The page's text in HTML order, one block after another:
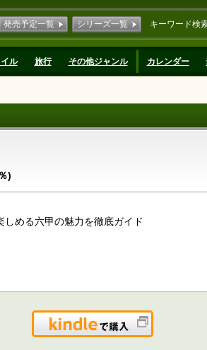
キーワード検
発売予定一覧 シリーズ一覧
ル 旅行 その他ジャンル カレンダー
)
める六甲の魅力を徹底ガイド
Kindleで購入